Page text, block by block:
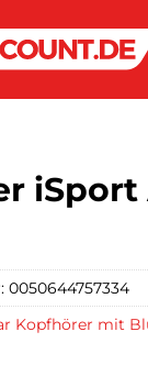
0050644757334
Kopfhörer mit